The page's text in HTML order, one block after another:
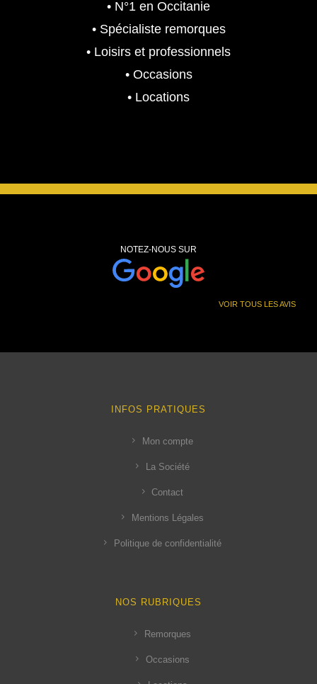
• N°1 en Occitanie
• Spécialiste remorques
• Loisirs et professionnels
• Occasions
• Locations
NOTEZ-NOUS SUR
VOIR TOUS LES AVIS
INFOS PRATIQUES
Mon compte
La Société
Contact
Mentions Légales
Politique de confidentialité
NOS RUBRIQUES
Remorques
Occasions